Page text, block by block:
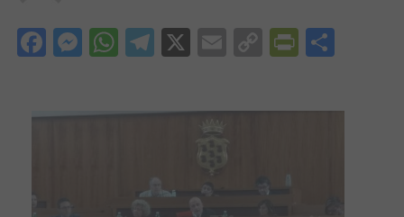
Facebook
Messenger
WhatsApp
Telegram
X EmailCopy